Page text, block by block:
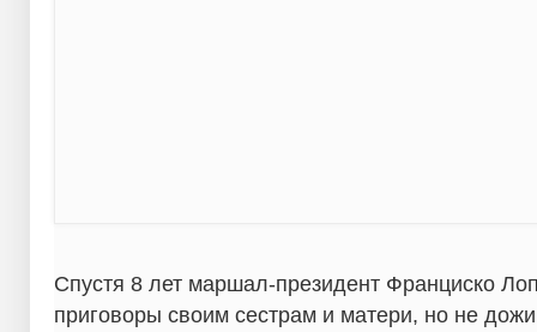
Спустя 8 лет маршал-президент Франциско
приговоры своим сестрам и матери, но не